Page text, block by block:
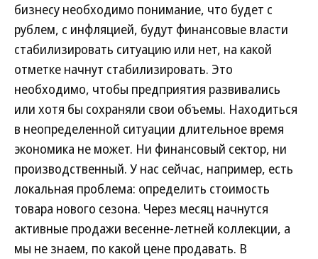
бизнесу необходимо понимание, что будет с
рублем, с инфляцией, будут финансовые власти
стабилизировать ситуацию или нет, на какой
отметке начнут стабилизировать. Это
необходимо, чтобы предприятия развивались
или хотя бы сохраняли свои объемы. Находиться
в неопределенной ситуации длительное время
экономика не может. Ни финансовый сектор, ни
производственный. У нас сейчас, например, есть
локальная проблема: определить стоимость
товара нового сезона. Через месяц начнутся
активные продажи весенне-летней коллекции, а
мы не знаем, по какой цене продавать. В